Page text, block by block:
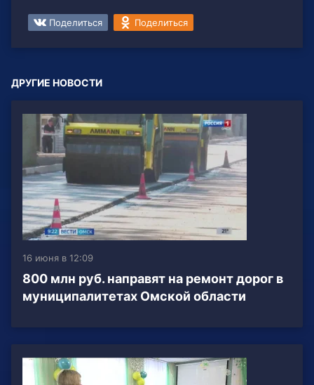
Поделиться Поделиться
ДРУГИЕ НОВОСТИ
16 июня в 12:09
800 млн руб. направят на ремонт дорог в
муниципалитетах Омской области